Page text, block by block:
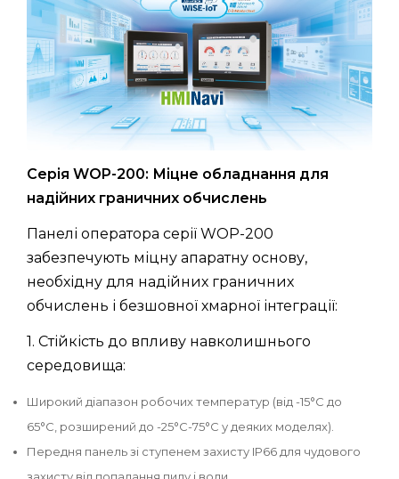
Серія WOP-200: Міцне обладнання для
надійних граничних обчислень
Панелі оператора серії WOP-200
забезпечують міцну апаратну основу,
необхідну для надійних граничних
обчислень і безшовної хмарної інтеграції:
1. Стійкість до впливу навколишнього
середовища:
Широкий діапазон робочих температур (від -15°C до
65°C, розширений до -25°C-75°C у деяких моделях).
Передня панель зі ступенем захисту IP66 для чудового
захисту від попадання пилу і води.